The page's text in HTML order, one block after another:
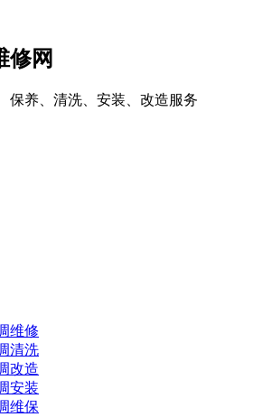
修网
保养、清洗、安装、改造服务
维修
清洗
改造
安装
维保